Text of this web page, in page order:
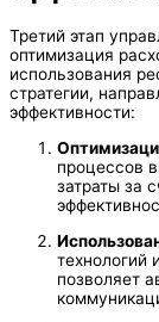
Третий этап
оптимизация
использования
стратегии,
эффективности:
процессов
затраты за
технологий
позволяет